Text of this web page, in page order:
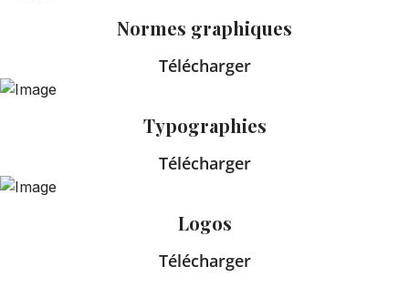
Normes graphiques
Télécharger
Typographies
Télécharger
Logos
Télécharger